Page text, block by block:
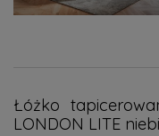
Łóżko
LONDON LITE